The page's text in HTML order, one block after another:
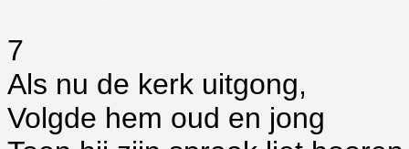
7
Als nu de kerk uitgong,
Volgde hem oud en jong